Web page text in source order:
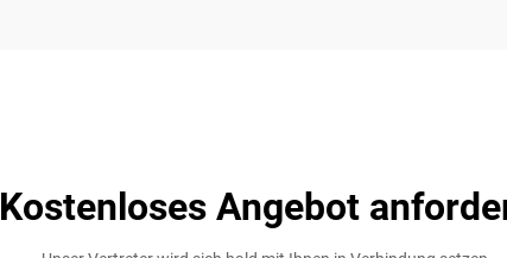
Kostenloses Angebot